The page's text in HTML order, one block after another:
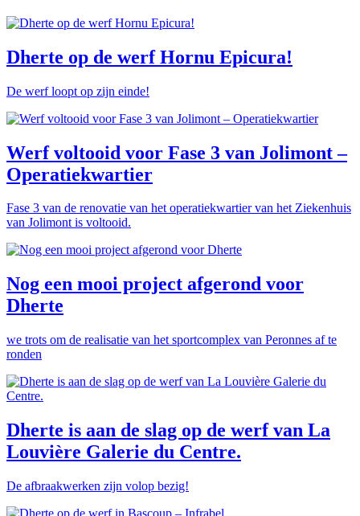
Dherte op de werf Hornu Epicura!
De werf loopt op zijn einde!
Werf voltooid voor Fase 3 van Jolimont –
Operatiekwartier
Fase 3 van de renovatie van het operatiekwartier van het Ziekenhuis
van Jolimont is voltooid.
Nog een mooi project afgerond voor
Dherte
we trots om de realisatie van het sportcomplex van Peronnes af te
ronden
Dherte is aan de slag op de werf van La
Louvière Galerie du Centre.
De afbraakwerken zijn volop bezig!